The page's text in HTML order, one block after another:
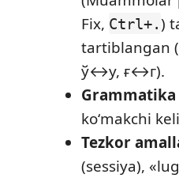
Fix, Ctrl+.)
ў↔у, ғ↔г).
Grammatika
koʻmakchi
Tezkor
(sessiya),